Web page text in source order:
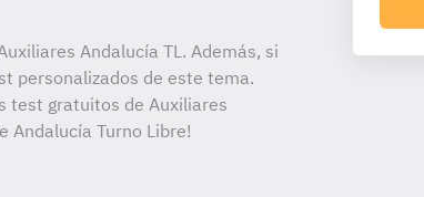
Andalucía TL. Además, si
personalizados de este tema.
test gratuitos de Auxiliares
Andalucía Turno Libre!